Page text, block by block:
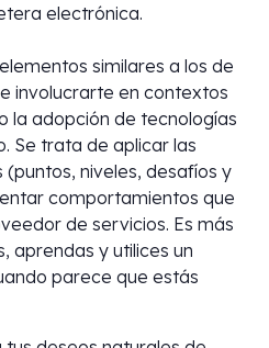
electrónica.
similares a los de
involucrarte en contextos
la adopción de tecnologías
Se trata de aplicar las
niveles, desafíos y
comportamientos que
de servicios. Es más
aprendas y utilices un
parece que estás